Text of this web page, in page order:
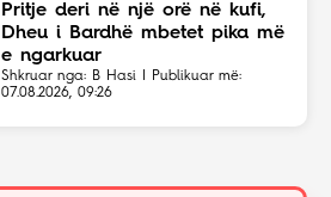
Pritje deri në një orë në kufi,
Dheu i Bardhë mbetet pika më
e ngarkuar
Shkruar nga: B Hasi | Publikuar më:
07.08.2026, 09:26